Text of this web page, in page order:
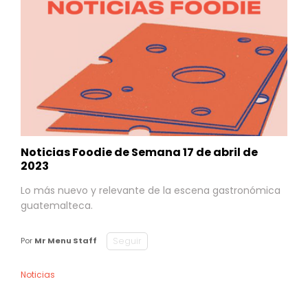
Noticias Foodie de Semana 17 de abril de
2023
Lo más nuevo y relevante de la escena gastronómica
guatemalteca.
Por Mr Menu Staff Seguir
Noticias